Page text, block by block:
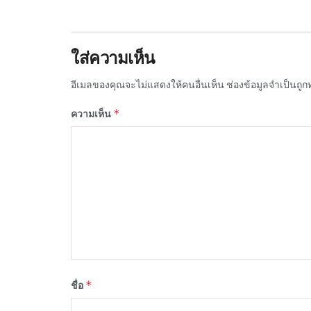
ใส่ความเห็น
อีเมลของคุณจะไม่แสดงให้คนอื่นเห็น ช่องข้อมูลจำเป็นถูก
ความเห็น *
ชื่อ *